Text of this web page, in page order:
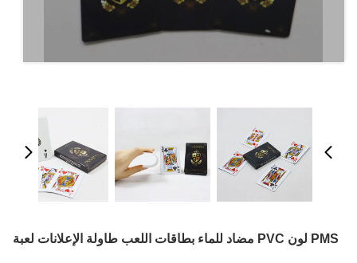
PMS لون PVC مضاد للماء بطاقات اللعب طاولة الإعلانات لعبة